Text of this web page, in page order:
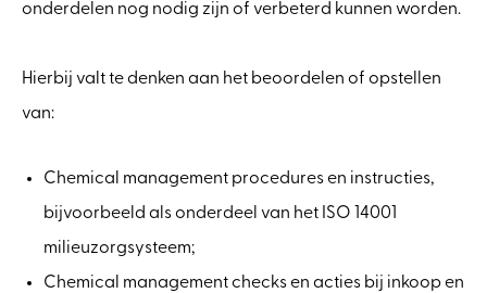
onderdelen nog nodig zijn of verbeterd kunnen worden.
Hierbij valt te denken aan het beoordelen of opstellen
van:
Chemical management procedures en instructies,
bijvoorbeeld als onderdeel van het ISO 14001
milieuzorgsysteem;
Chemical management checks en acties bij inkoop en